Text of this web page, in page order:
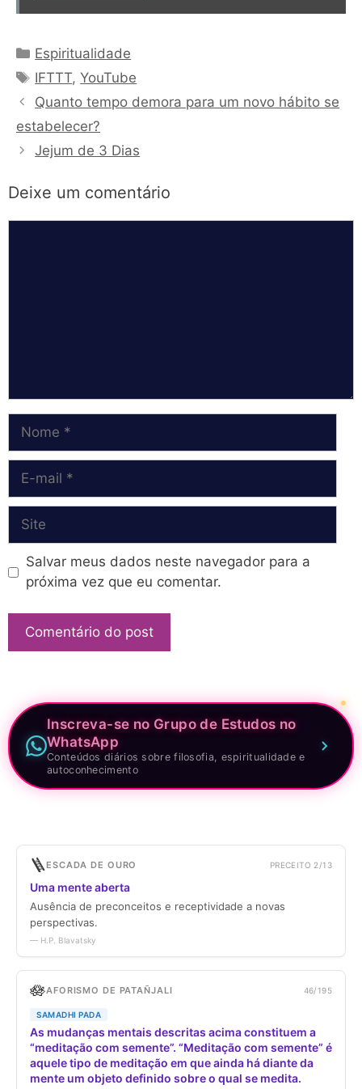
Categorias
Espiritualidade
Tags
IFTTT,YouTube
Quanto tempo demora para um novo hábito se
estabelecer?
Jejum de 3 Dias
Deixe um comentário
Nome
Site
Salvar meus dados neste navegador para a
próxima vez que eu comentar.
Inscreva-se no Grupo de Estudos no
WhatsApp
Conteúdos diários sobre filosofia, espiritualidade e
autoconhecimento